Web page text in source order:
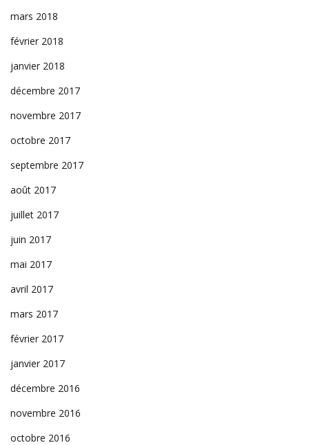
mars 2018
février 2018
janvier 2018
décembre 2017
novembre 2017
octobre 2017
septembre 2017
août 2017
juillet 2017
juin 2017
mai 2017
avril 2017
mars 2017
février 2017
janvier 2017
décembre 2016
novembre 2016
octobre 2016